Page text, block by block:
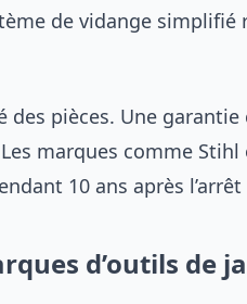
de vidange simplifié
pièces. Une
marques comme
10 ans après
d’outils de